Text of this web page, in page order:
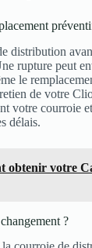
distribution
rupture peut
le
de votre
votre courroie
délais.
obtenir votre
?